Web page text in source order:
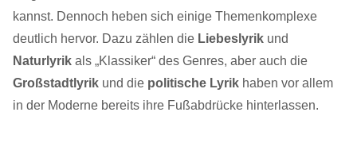
kannst. Dennoch heben sich einige Themenkomplexe
deutlich hervor. Dazu zählen die Liebeslyrik und
Naturlyrik als „Klassiker“ des Genres, aber auch die
Großstadtlyrik und die politische Lyrik haben vor allem
in der Moderne bereits ihre Fußabdrücke hinterlassen.